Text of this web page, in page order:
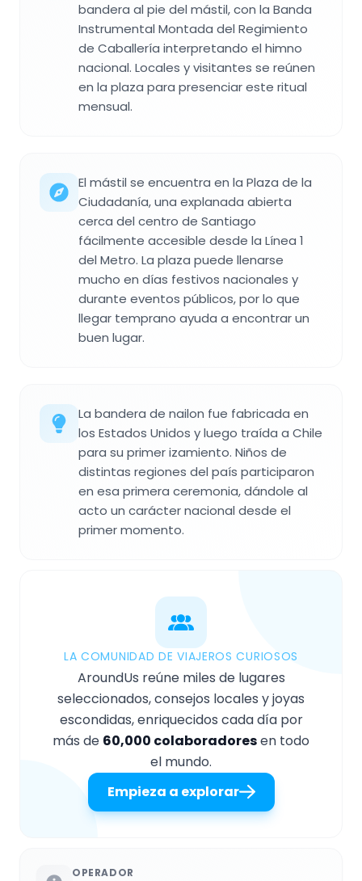
bandera al pie del mástil, con la Banda
Instrumental Montada del Regimiento
de Caballería interpretando el himno
nacional. Locales y visitantes se reúnen
en la plaza para presenciar este ritual
mensual.
El mástil se encuentra en la Plaza de la
Ciudadanía, una explanada abierta
cerca del centro de Santiago
fácilmente accesible desde la Línea 1
del Metro. La plaza puede llenarse
mucho en días festivos nacionales y
durante eventos públicos, por lo que
llegar temprano ayuda a encontrar un
buen lugar.
La bandera de nailon fue fabricada en
los Estados Unidos y luego traída a Chile
para su primer izamiento. Niños de
distintas regiones del país participaron
en esa primera ceremonia, dándole al
acto un carácter nacional desde el
primer momento.
LA COMUNIDAD DE VIAJEROS CURIOSOS
AroundUs reúne miles de lugares
seleccionados, consejos locales y joyas
escondidas, enriquecidos cada día por
más de 60,000 colaboradoresen todo
el mundo.
Empieza a explorar
OPERADOR